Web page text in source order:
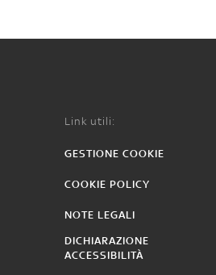
Link utili:
GESTIONE COOKIE
COOKIE POLICY
NOTE LEGALI
DICHIARAZIONE
ACCESSIBILITÀ